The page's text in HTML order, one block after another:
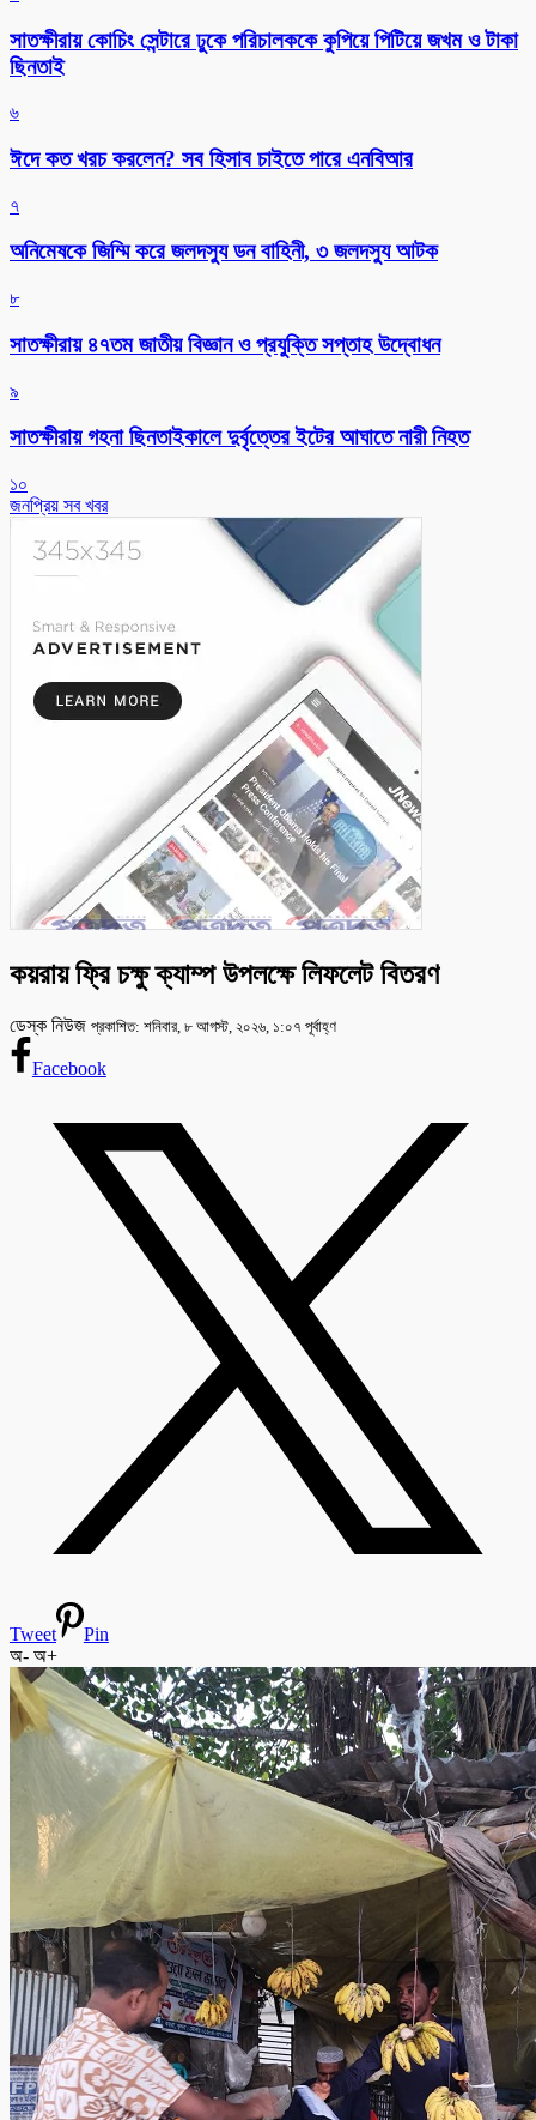
সাতক্ষীরায় কোচিং সেন্টারে ঢুকে পরিচালককে কুপিয়ে পিটিয়ে জখম ও টাকা
ছিনতাই
৬
ঈদে কত খরচ করলেন? সব হিসাব চাইতে পারে এনবিআর
৭
অনিমেষকে জিম্মি করে জলদস্যু ডন বাহিনী, ৩ জলদস্যু আটক
৮
সাতক্ষীরায় ৪৭তম জাতীয় বিজ্ঞান ও প্রযুক্তি সপ্তাহ উদ্বোধন
৯
সাতক্ষীরায় গহনা ছিনতাইকালে দুর্বৃত্তের ইটের আঘাতে নারী নিহত
১০
জনপ্রিয় সব খবর
কয়রায় ফ্রি চক্ষু ক্যাম্প উপলক্ষে লিফলেট বিতরণ
ডেস্ক নিউজ প্রকাশিত: শনিবার, ৮ আগস্ট, ২০২৬, ১:০৭ পূর্বাহ্ণ
Facebook
Tweet
Pin
অ- অ+